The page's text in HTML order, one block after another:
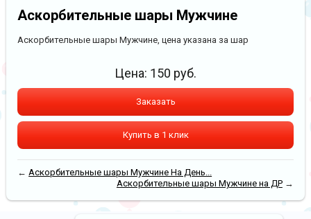
Аскорбительные шары Мужчине
Аскорбительные шары Мужчине, цена указана за шар
Цена: 150 руб.
Заказать
Купить в 1 клик
←Аскорбительные шары Мужчине На День...
Аскорбительные шары Мужчине на ДР→